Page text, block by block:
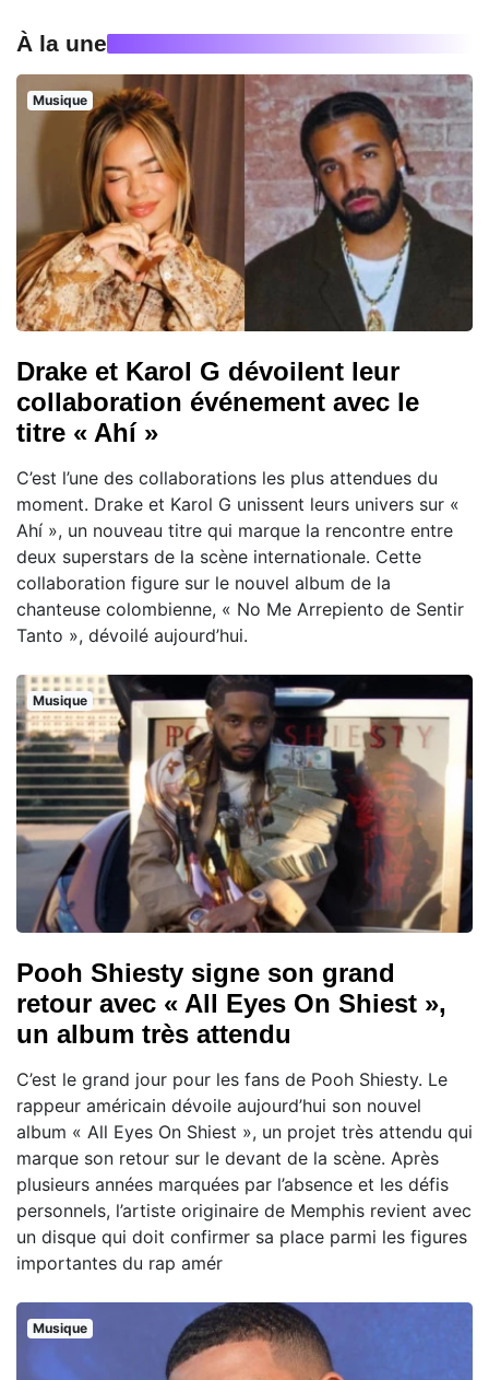
À la une
Musique
Drake et Karol G dévoilent leur
collaboration événement avec le
titre « Ahí »
C’est l’une des collaborations les plus attendues du
moment. Drake et Karol G unissent leurs univers sur «
Ahí », un nouveau titre qui marque la rencontre entre
deux superstars de la scène internationale. Cette
collaboration figure sur le nouvel album de la
chanteuse colombienne, « No Me Arrepiento de Sentir
Tanto », dévoilé aujourd’hui.
Musique
Pooh Shiesty signe son grand
retour avec « All Eyes On Shiest »,
un album très attendu
C’est le grand jour pour les fans de Pooh Shiesty. Le
rappeur américain dévoile aujourd’hui son nouvel
album « All Eyes On Shiest », un projet très attendu qui
marque son retour sur le devant de la scène. Après
plusieurs années marquées par l’absence et les défis
personnels, l’artiste originaire de Memphis revient avec
un disque qui doit confirmer sa place parmi les figures
importantes du rap amér
Musique